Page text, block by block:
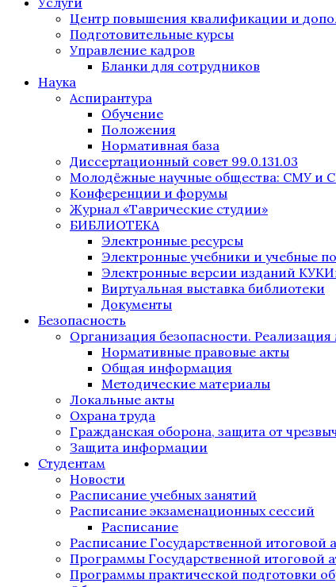
Центр повышения квалификации и
Подготовительные курсы
Управление кадров
Бланки для сотрудников
Наука
Аспирантура
Обучение
Положения
Нормативная база
Диссертационный совет 99.0.131.03
Молодёжные научные общества: СМУ и
Конференции и форумы
Журнал «Таврические студии»
БИБЛИОТЕКА
Электронные ресурсы
Электронные учебники и учебные
Электронные версии изданий
Виртуальная выставка библиотеки
Документы
Безопасность
Организация безопасности.
Нормативные правовые акты
Общая информация
Методические материалы
Локальные акты
Охрана труда
Гражданская оборона, защита от
Защита информации
Студентам
Новости
Расписание учебных занятий
Расписание экзаменационных сессий
Расписание
Расписание Государственной итоговой
Программы Государственной итоговой
Программы практической подготовки